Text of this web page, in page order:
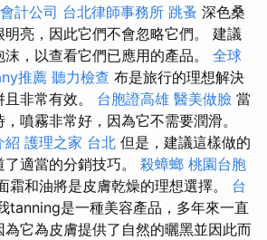
會計公司 台北律師事務所 跳蚤 深色桑
亮，因此它們不會忽略它們。 建議
，以查看它們已應用的產品。 全球
推薦 聽力檢查 布是旅行的理想解決
非常有效。 台胞證高雄 醫美做臉 當
噴霧非常好，因為它不需要潤滑。
紹 護理之家 台北 但是，建議這樣做的
適當的分銷技巧。 殺蟑螂 桃園台胞
霜和油將是皮膚乾燥的理想選擇。 台
tanning是一種美容產品，多年來一直
它為皮膚提供了自然的曬黑並因此而